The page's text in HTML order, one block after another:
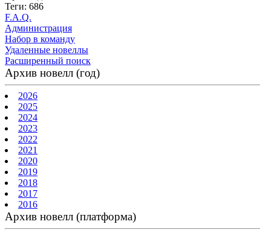
Теги: 686
F.A.Q.
Администрация
Набор в команду
Удаленные новеллы
Расширенный поиск
Архив новелл (год)
2026
2025
2024
2023
2022
2021
2020
2019
2018
2017
2016
Архив новелл (платформа)